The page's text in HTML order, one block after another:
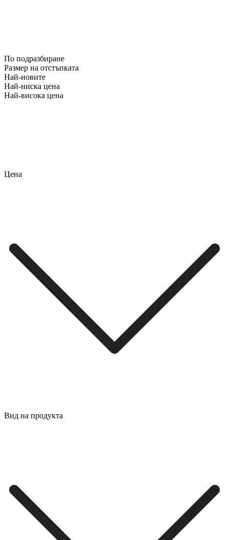
По подразбиране
Размер на отстъпката
Най-новите
Най-ниска цена
Най-висока цена
Цена
Вид на продукта